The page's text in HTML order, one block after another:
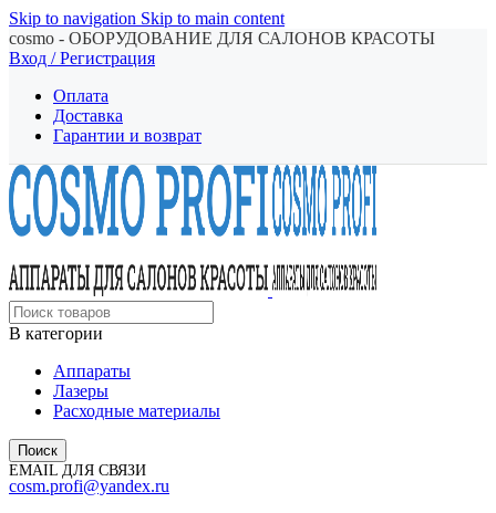
Skip to navigation Skip to main content
cosmo - ОБОРУДОВАНИЕ ДЛЯ САЛОНОВ КРАСОТЫ
Вход / Регистрация
Оплата
Доставка
Гарантии и возврат
В категории
Аппараты
Лазеры
Расходные материалы
Поиск
EMAIL ДЛЯ СВЯЗИ
cosm.profi@yandex.ru